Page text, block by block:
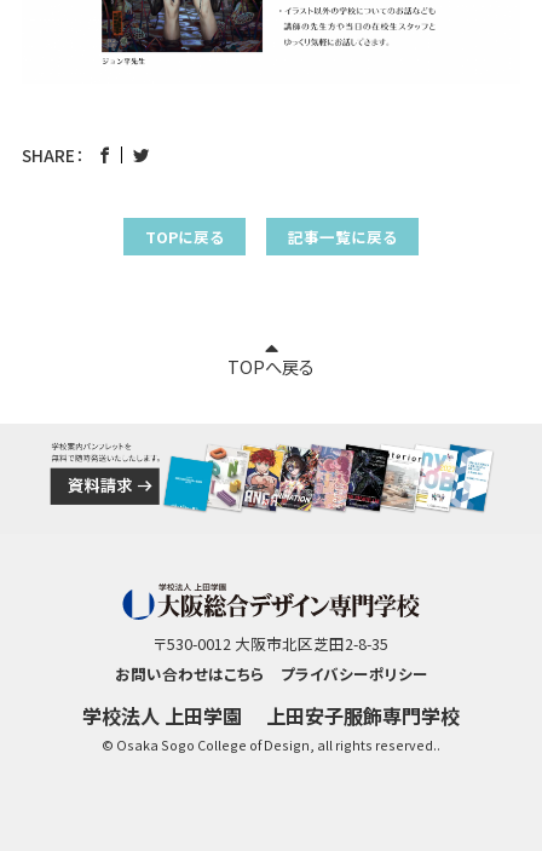
SHARE：
TOPに戻る 記事一覧に戻る
TOPへ戻る
〒530-0012 大阪市北区芝田2-8-35
お問い合わせはこちら
プライバシーポリシー
学校法人 上田学園 上田安子服飾専門学校
© Osaka Sogo College of Design, all rights reserved..